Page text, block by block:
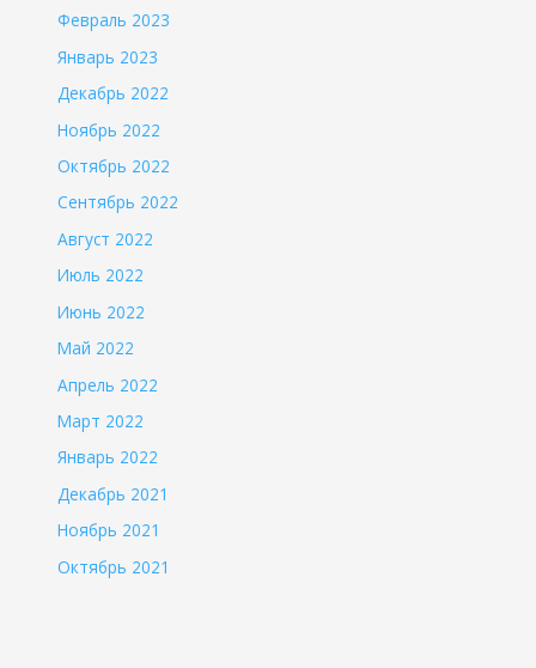
Февраль 2023
Январь 2023
Декабрь 2022
Ноябрь 2022
Октябрь 2022
Сентябрь 2022
Август 2022
Июль 2022
Июнь 2022
Май 2022
Апрель 2022
Март 2022
Январь 2022
Декабрь 2021
Ноябрь 2021
Октябрь 2021